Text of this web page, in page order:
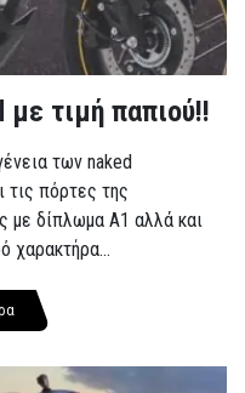
τιμή παπιού!!
των naked
τις πόρτες της
με δίπλωμα A1 αλλά και
χαρακτήρα...